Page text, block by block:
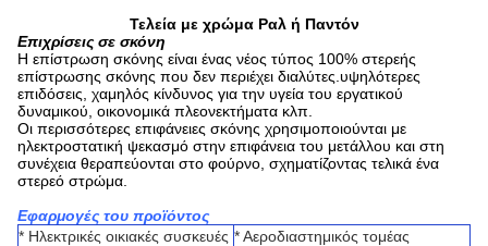
Τελεία με χρώμα Ραλ ή Παντόν
Επιχρίσεις σε σκόνη
Η επίστρωση σκόνης είναι ένας νέος τύπος 100% στερεής
επίστρωσης σκόνης που δεν περιέχει διαλύτες.υψηλότερες
επιδόσεις, χαμηλός κίνδυνος για την υγεία του εργατικού
δυναμικού, οικονομικά πλεονεκτήματα κλπ.
Οι περισσότερες επιφάνειες σκόνης χρησιμοποιούνται με
ηλεκτροστατική ψεκασμό στην επιφάνεια του μετάλλου και στη
συνέχεια θεραπεύονται στο φούρνο, σχηματίζοντας τελικά ένα
στερεό στρώμα.
Εφαρμογές του προϊόντος
* Ηλεκτρικές οικιακές συσκευές * Αεροδιαστημικός τομέας